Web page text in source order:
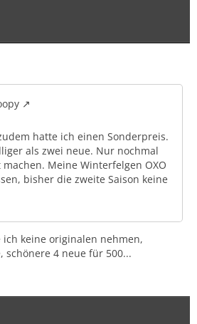
hatte ich einen Sonderpreis.
als zwei neue. Nur nochmal
Meine Winterfelgen OXO
bisher die zweite Saison keine
keine originalen nehmen,
schönere 4 neue für 500...